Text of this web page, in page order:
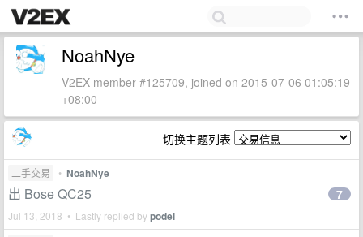
NoahNye
V2EX member #125709, joined on 2015-07-06 01:05:19
+08:00
切换主题列表
二手交易 • NoahNye
出 Bose QC25
Jul 13, 2018 • Lastly replied bypodel
7